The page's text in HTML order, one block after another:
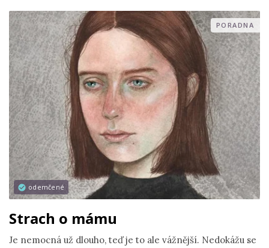
odemčené
PORADNA
Strach o mámu
Je nemocná už dlouho, teď je to ale vážnější. Nedokážu se